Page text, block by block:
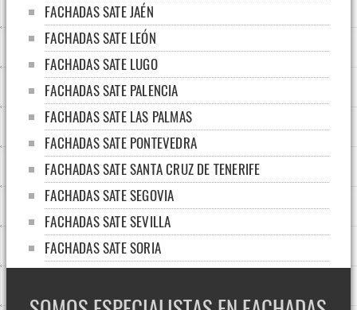
FACHADAS SATE JAÉN
FACHADAS SATE LEÓN
FACHADAS SATE LUGO
FACHADAS SATE PALENCIA
FACHADAS SATE LAS PALMAS
FACHADAS SATE PONTEVEDRA
FACHADAS SATE SANTA CRUZ DE TENERIFE
FACHADAS SATE SEGOVIA
FACHADAS SATE SEVILLA
FACHADAS SATE SORIA
FACHADAS SATE TARRAGONA
FACHADAS SATE ZAMORA